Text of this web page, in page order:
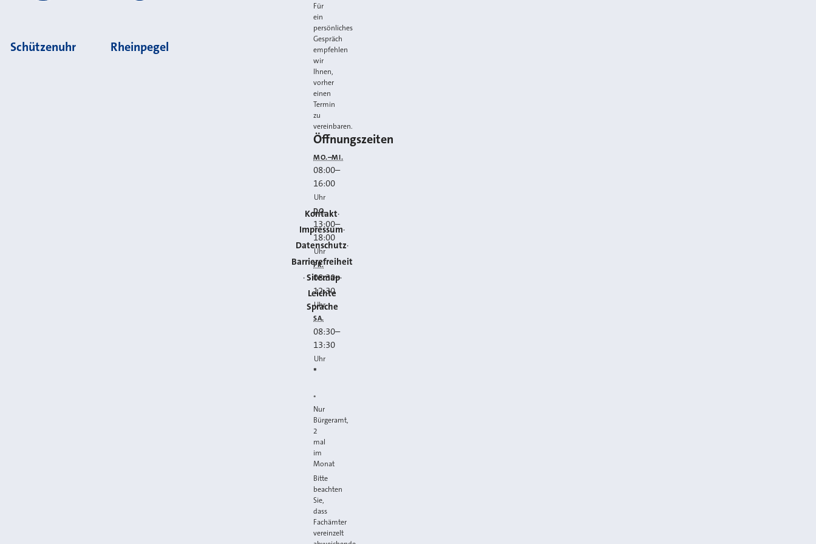
Schützenuhr Rheinpegel
Kontakt
Impressum
Datenschutz
Barrierefreiheit
Sitemap
Leichte
Sprache
Für
ein
persönliches
Gespräch
empfehlen
wir
Ihnen,
vorher
einen
Termin
zu
vereinbaren.
Öffnungszeiten
MO.–MI.
08:00–
16:00
Uhr
DO.
13:00–
18:00
Uhr
FR.
08:30–
12:30
Uhr
SA.
08:30–
13:30
Uhr
*
*
Nur
Bürgeramt,
2
mal
im
Monat
Bitte
beachten
Sie,
dass
Fachämter
vereinzelt